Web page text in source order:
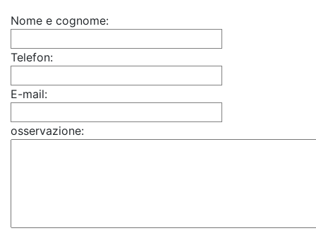
Nome e cognome:
Telefon:
E-mail:
osservazione: